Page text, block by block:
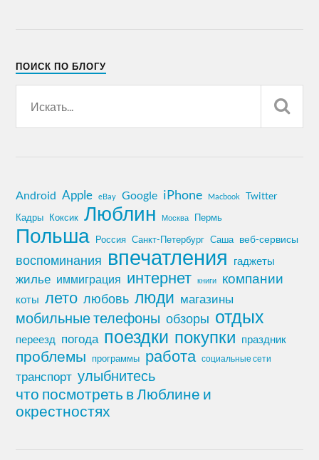
ПОИСК ПО БЛОГУ
Android Apple eBay Google iPhone Macbook Twitter
Кадры Коксик Люблин Москва Пермь
Польша Россия Санкт-Петербург Саша веб-сервисы
воспоминания впечатления гаджеты
жилье иммиграция интернет книги компании
коты лето любовь люди магазины
мобильные телефоны обзоры отдых
переезд погода поездки покупки праздник
проблемы программы работа социальные сети
транспорт улыбнитесь
что посмотреть в Люблине и
окрестностях